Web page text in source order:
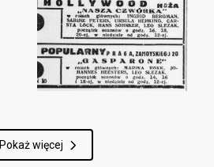
Pokaż więcej